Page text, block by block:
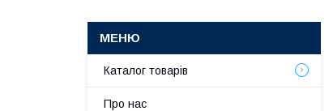
Каталог товарів
Про нас